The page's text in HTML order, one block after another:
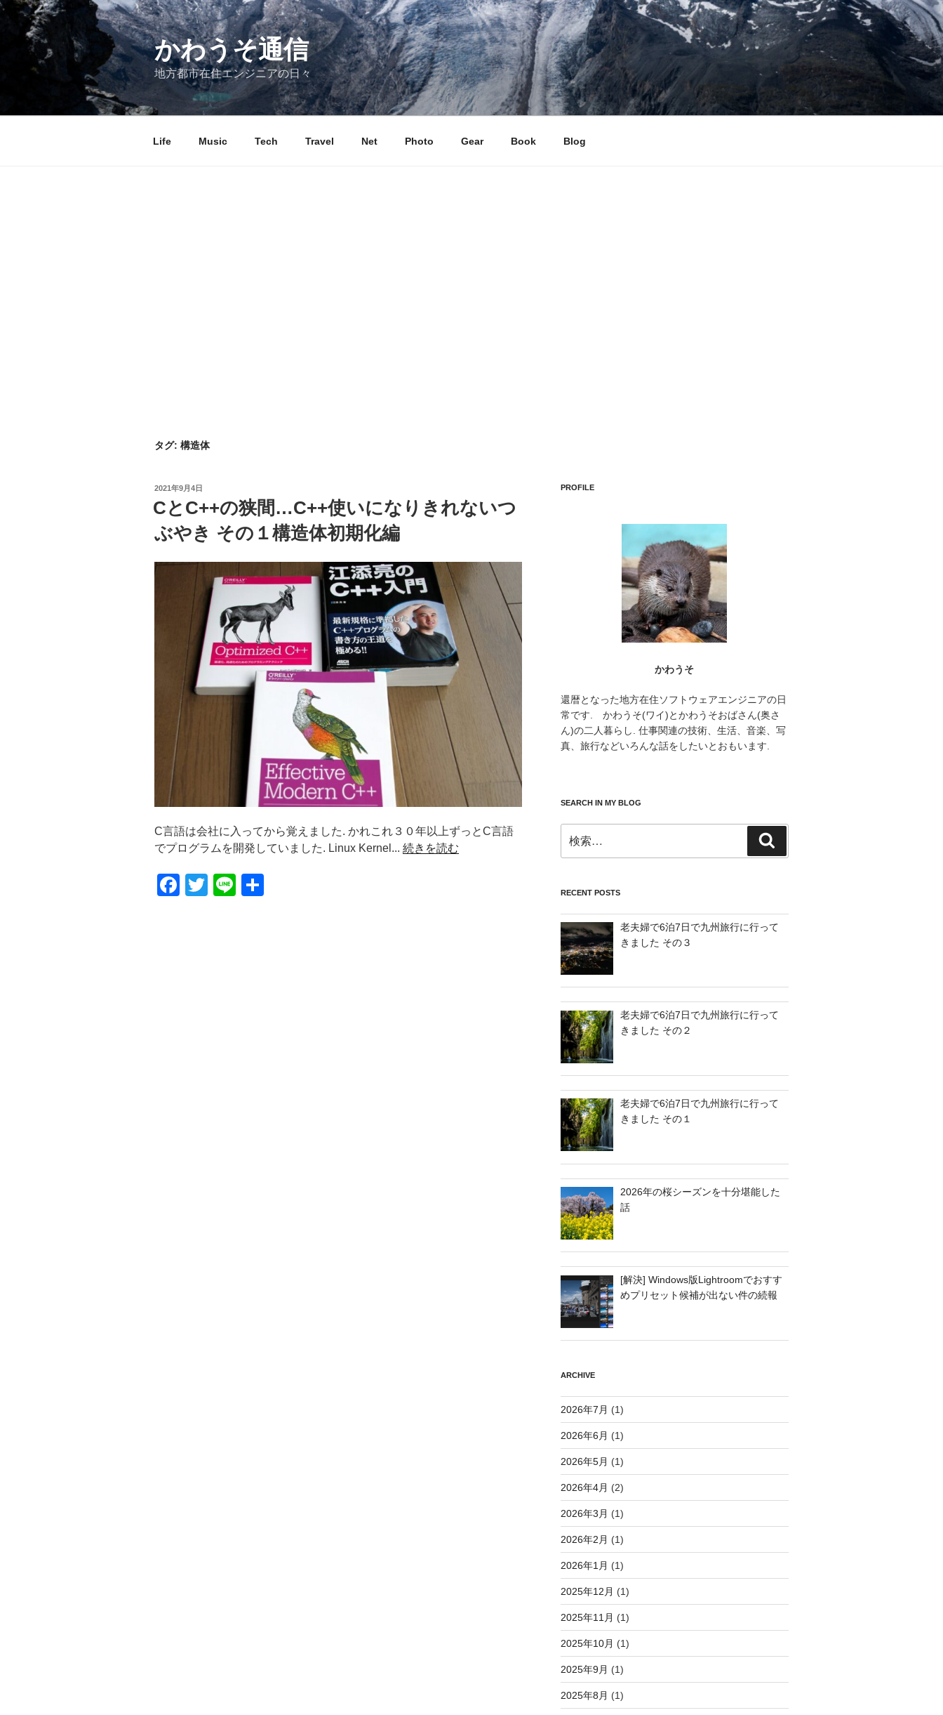
コ
かわうそ通信
地方都市在住エンジニアの日々
Life Music Tech Travel Net Photo Gear Book Blog
タグ: 構造体
投
日:
2021年9月4日
CとC++の狭間…C++使いになりきれないつ
ぶやき その１構造体初期化編
C言語は会社に入ってから覚えました. かれこれ３０年以上ずっとC言語
でプログラムを開発していました. Linux Kernel... 続きを読む
F
T
Li
PROFILE
かわうそ
還暦となった地方在住ソフトウェアエンジニアの日
常です. かわうそ(ワイ)とかわうそおばさん(奥さ
ん)の二人暮らし. 仕事関連の技術、生活、音楽、写
真、旅行などいろんな話をしたいとおもいます.
SEARCH IN MY BLOG
索:
索
RECENT POSTS
老夫婦で6泊7日で九州旅行に行って
きました その３
老夫婦で6泊7日で九州旅行に行って
きました その２
老夫婦で6泊7日で九州旅行に行って
きました その１
2026年の桜シーズンを十分堪能した
話
[解決] Windows版Lightroomでおすす
めプリセット候補が出ない件の続報
ARCHIVE
2026年7月 (1)
2026年6月 (1)
2026年5月 (1)
2026年4月 (2)
2026年3月 (1)
2026年2月 (1)
2026年1月 (1)
2025年12月 (1)
2025年11月 (1)
2025年10月 (1)
2025年9月 (1)
2025年8月 (1)